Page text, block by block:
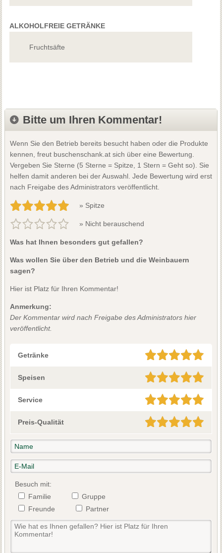
ALKOHOLFREIE GETRÄNKE
Fruchtsäfte
Bitte um Ihren Kommentar!
Wenn Sie den Betrieb bereits besucht haben oder die Produkte
kennen, freut buschenschank.at sich über eine Bewertung.
Vergeben Sie Sterne (5 Sterne = Spitze, 1 Stern = Geht so). Sie
helfen damit anderen bei der Auswahl. Jede Bewertung wird erst
nach Freigabe des Administrators veröffentlicht.
» Spitze
» Nicht berauschend
Was hat Ihnen besonders gut gefallen?
Was wollen Sie über den Betrieb und die Weinbauern
sagen?
Hier ist Platz für Ihren Kommentar!
Anmerkung:
Der Kommentar wird nach Freigabe des Administrators hier
veröffentlicht.
Getränke
Speisen
Service
Preis-Qualität
Besuch mit:
Familie
Gruppe
Freunde
Partner